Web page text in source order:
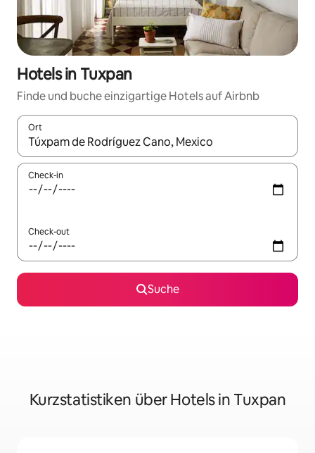
Hotels in Tuxpan
Finde und buche einzigartige Hotels auf Airbnb
Ort
Wenn Ergebnisse verfügbar sind, navigiere mit den
Check-in
Check-out
Suche
Kurzstatistiken über Hotels in Tuxpan